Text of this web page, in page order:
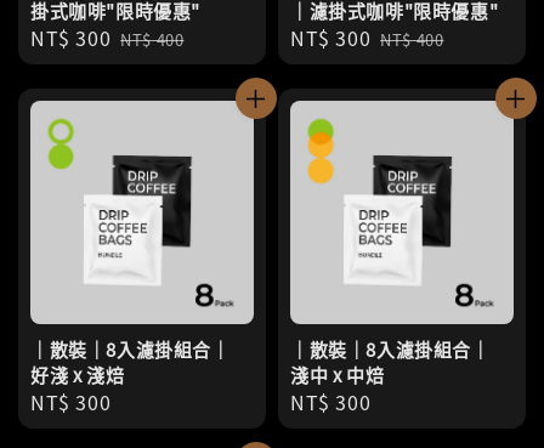
掛式咖啡"限時優惠"
Sale
price
NT$ 300 Regular
price
NT$ 400
｜濾掛式咖啡"限時優惠"
Sale
price
NT$ 300 Regular
price
NT$ 400
｜散裝｜8入濾掛組合｜
好淺 x 淺焙
Regular
price
NT$ 300
｜散裝｜8入濾掛組合｜
淺中 x 中焙
Regular
price
NT$ 300